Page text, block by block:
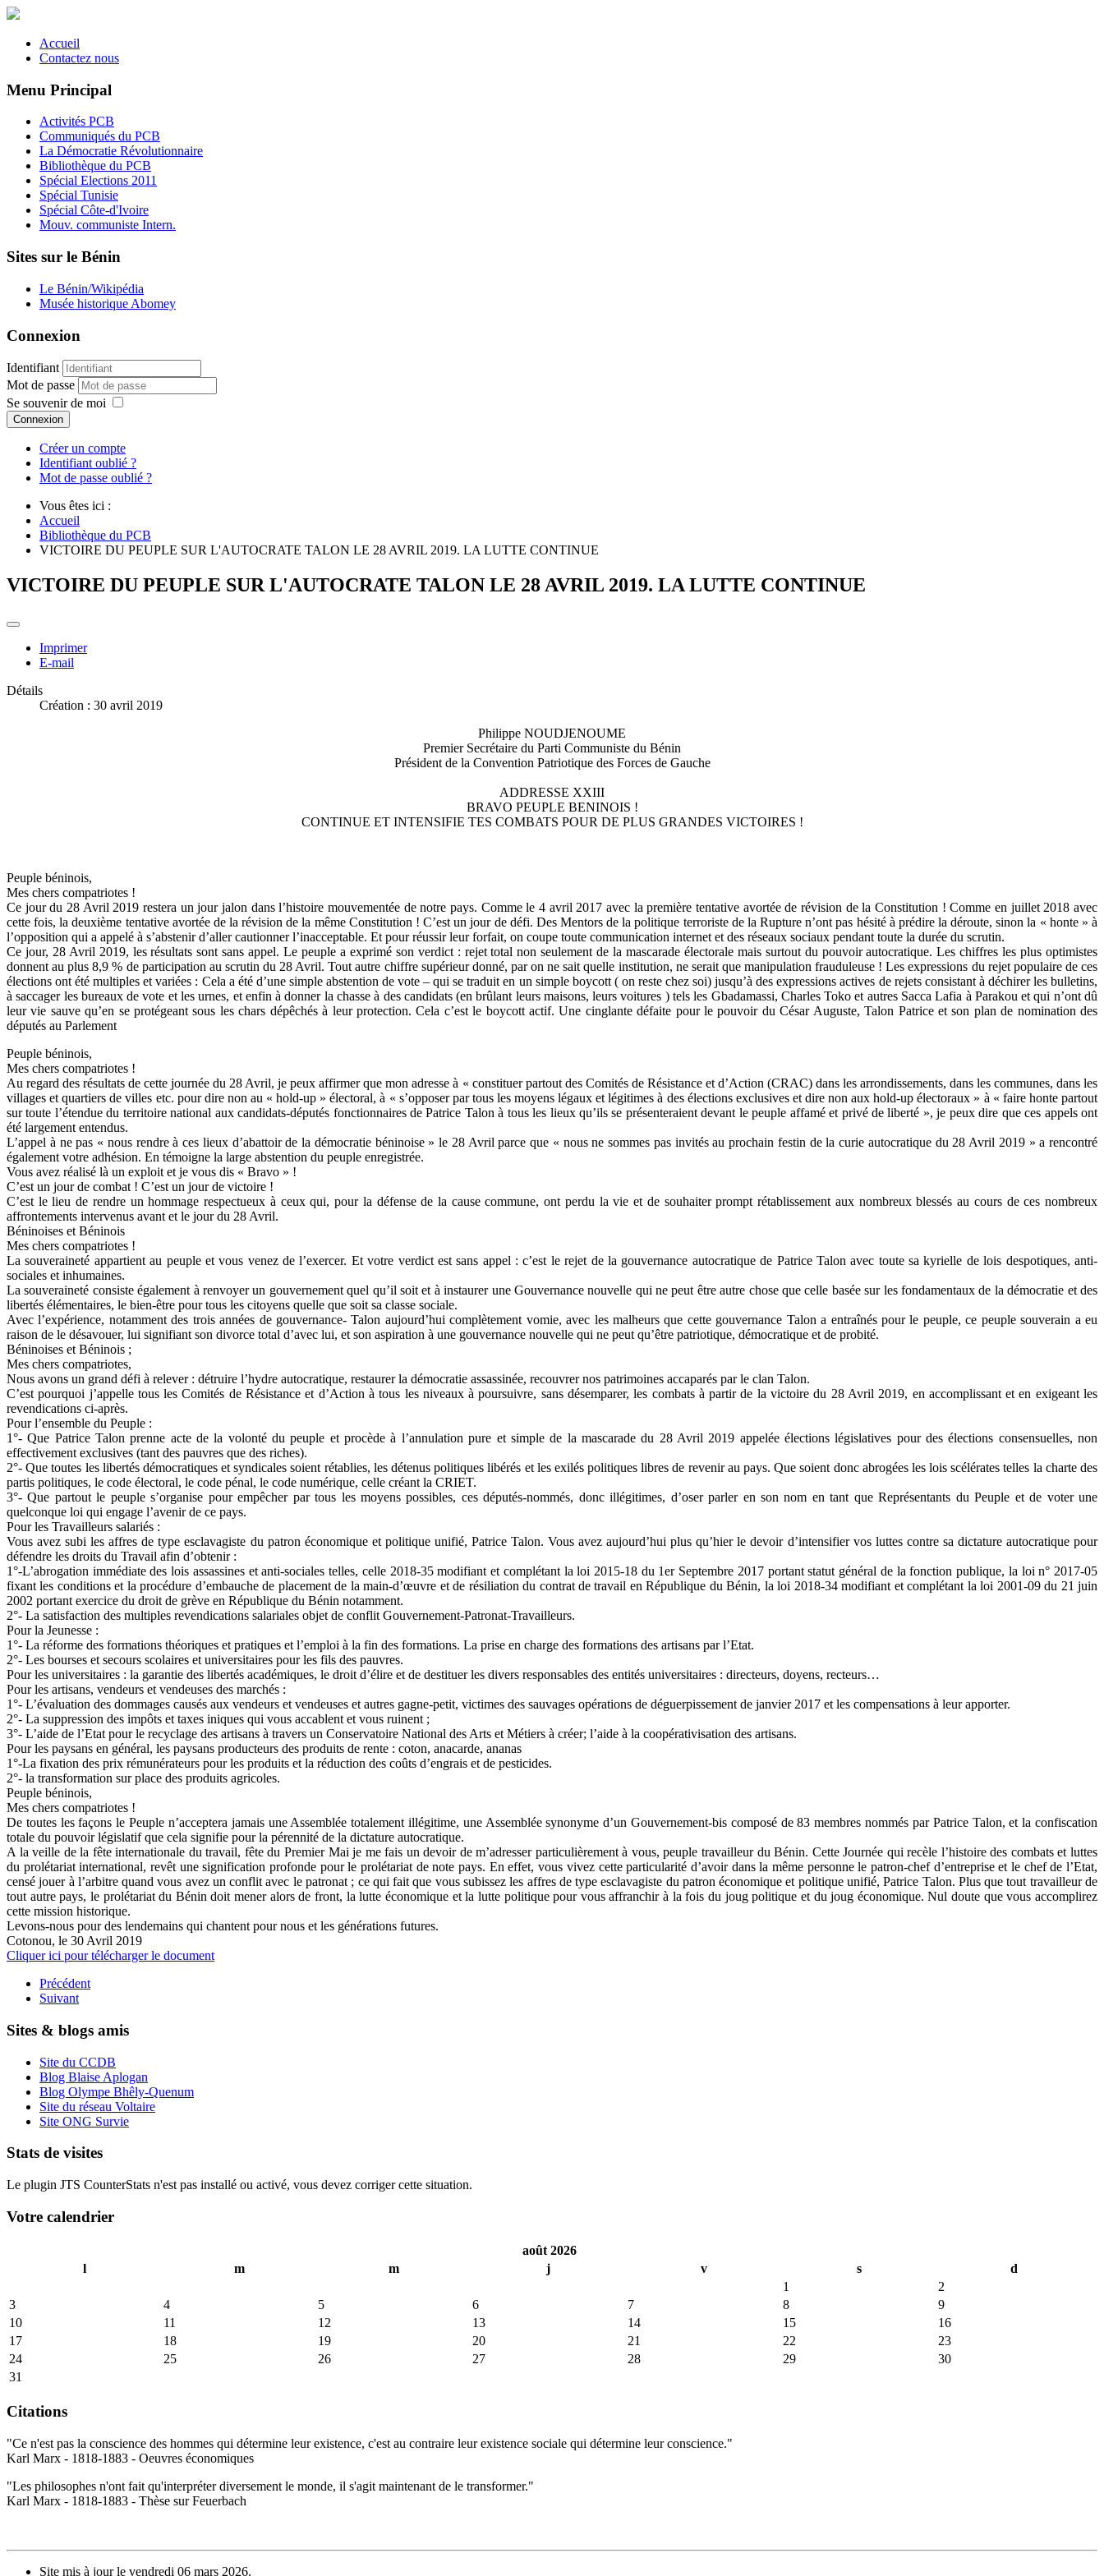
Accueil
Contactez nous
Menu Principal
Activités PCB
Communiqués du PCB
La Démocratie Révolutionnaire
Bibliothèque du PCB
Spécial Elections 2011
Spécial Tunisie
Spécial Côte-d'Ivoire
Mouv. communiste Intern.
Sites sur le Bénin
Le Bénin/Wikipédia
Musée historique Abomey
Connexion
Identifiant
Mot de passe
Se souvenir de moi
Connexion
Créer un compte
Identifiant oublié ?
Mot de passe oublié ?
Vous êtes ici :
Accueil
Bibliothèque du PCB
VICTOIRE DU PEUPLE SUR L'AUTOCRATE TALON LE 28 AVRIL 2019. LA LUTTE CONTINUE
VICTOIRE DU PEUPLE SUR L'AUTOCRATE TALON LE 28 AVRIL 2019. LA LUTTE CONTINUE
Imprimer
E-mail
Détails
Création : 30 avril 2019
Philippe NOUDJENOUME
Premier Secrétaire du Parti Communiste du Bénin
Président de la Convention Patriotique des Forces de Gauche
ADDRESSE XXIII
BRAVO PEUPLE BENINOIS !
CONTINUE ET INTENSIFIE TES COMBATS POUR DE PLUS GRANDES VICTOIRES !
Peuple béninois,
Mes chers compatriotes !
Ce jour du 28 Avril 2019 restera un jour jalon dans l’histoire mouvementée de notre pays. Comme le 4 avril 2017 avec la première tentative avortée de révision de la Constitution ! Comme en juillet 2018 avec
cette fois, la deuxième tentative avortée de la révision de la même Constitution ! C’est un jour de défi. Des Mentors de la politique terroriste de la Rupture n’ont pas hésité à prédire la déroute, sinon la « honte » à
l’opposition qui a appelé à s’abstenir d’aller cautionner l’inacceptable. Et pour réussir leur forfait, on coupe toute communication internet et des réseaux sociaux pendant toute la durée du scrutin.
Ce jour, 28 Avril 2019, les résultats sont sans appel. Le peuple a exprimé son verdict : rejet total non seulement de la mascarade électorale mais surtout du pouvoir autocratique. Les chiffres les plus optimistes
donnent au plus 8,9 % de participation au scrutin du 28 Avril. Tout autre chiffre supérieur donné, par on ne sait quelle institution, ne serait que manipulation frauduleuse ! Les expressions du rejet populaire de ces
élections ont été multiples et variées : Cela a été d’une simple abstention de vote – qui se traduit en un simple boycott ( on reste chez soi) jusqu’à des expressions actives de rejets consistant à déchirer les bulletins,
à saccager les bureaux de vote et les urnes, et enfin à donner la chasse à des candidats (en brûlant leurs maisons, leurs voitures ) tels les Gbadamassi, Charles Toko et autres Sacca Lafia à Parakou et qui n’ont dû
leur vie sauve qu’en se protégeant sous les chars dépêchés à leur protection. Cela c’est le boycott actif. Une cinglante défaite pour le pouvoir du César Auguste, Talon Patrice et son plan de nomination des
députés au Parlement
Peuple béninois,
Mes chers compatriotes !
Au regard des résultats de cette journée du 28 Avril, je peux affirmer que mon adresse à « constituer partout des Comités de Résistance et d’Action (CRAC) dans les arrondissements, dans les communes, dans les
villages et quartiers de villes etc. pour dire non au « hold-up » électoral, à « s’opposer par tous les moyens légaux et légitimes à des élections exclusives et dire non aux hold-up électoraux » à « faire honte partout
sur toute l’étendue du territoire national aux candidats-députés fonctionnaires de Patrice Talon à tous les lieux qu’ils se présenteraient devant le peuple affamé et privé de liberté », je peux dire que ces appels ont
été largement entendus.
L’appel à ne pas « nous rendre à ces lieux d’abattoir de la démocratie béninoise » le 28 Avril parce que « nous ne sommes pas invités au prochain festin de la curie autocratique du 28 Avril 2019 » a rencontré
également votre adhésion. En témoigne la large abstention du peuple enregistrée.
Vous avez réalisé là un exploit et je vous dis « Bravo » !
C’est un jour de combat ! C’est un jour de victoire !
C’est le lieu de rendre un hommage respectueux à ceux qui, pour la défense de la cause commune, ont perdu la vie et de souhaiter prompt rétablissement aux nombreux blessés au cours de ces nombreux
affrontements intervenus avant et le jour du 28 Avril.
Béninoises et Béninois
Mes chers compatriotes !
La souveraineté appartient au peuple et vous venez de l’exercer. Et votre verdict est sans appel : c’est le rejet de la gouvernance autocratique de Patrice Talon avec toute sa kyrielle de lois despotiques, anti-
sociales et inhumaines.
La souveraineté consiste également à renvoyer un gouvernement quel qu’il soit et à instaurer une Gouvernance nouvelle qui ne peut être autre chose que celle basée sur les fondamentaux de la démocratie et des
libertés élémentaires, le bien-être pour tous les citoyens quelle que soit sa classe sociale.
Avec l’expérience, notamment des trois années de gouvernance- Talon aujourd’hui complètement vomie, avec les malheurs que cette gouvernance Talon a entraînés pour le peuple, ce peuple souverain a eu
raison de le désavouer, lui signifiant son divorce total d’avec lui, et son aspiration à une gouvernance nouvelle qui ne peut qu’être patriotique, démocratique et de probité.
Béninoises et Béninois ;
Mes chers compatriotes,
Nous avons un grand défi à relever : détruire l’hydre autocratique, restaurer la démocratie assassinée, recouvrer nos patrimoines accaparés par le clan Talon.
C’est pourquoi j’appelle tous les Comités de Résistance et d’Action à tous les niveaux à poursuivre, sans désemparer, les combats à partir de la victoire du 28 Avril 2019, en accomplissant et en exigeant les
revendications ci-après.
Pour l’ensemble du Peuple :
1°- Que Patrice Talon prenne acte de la volonté du peuple et procède à l’annulation pure et simple de la mascarade du 28 Avril 2019 appelée élections législatives pour des élections consensuelles, non
effectivement exclusives (tant des pauvres que des riches).
2°- Que toutes les libertés démocratiques et syndicales soient rétablies, les détenus politiques libérés et les exilés politiques libres de revenir au pays. Que soient donc abrogées les lois scélérates telles la charte des
partis politiques, le code électoral, le code pénal, le code numérique, celle créant la CRIET.
3°- Que partout le peuple s’organise pour empêcher par tous les moyens possibles, ces députés-nommés, donc illégitimes, d’oser parler en son nom en tant que Représentants du Peuple et de voter une
quelconque loi qui engage l’avenir de ce pays.
Pour les Travailleurs salariés :
Vous avez subi les affres de type esclavagiste du patron économique et politique unifié, Patrice Talon. Vous avez aujourd’hui plus qu’hier le devoir d’intensifier vos luttes contre sa dictature autocratique pour
défendre les droits du Travail afin d’obtenir :
1°-L’abrogation immédiate des lois assassines et anti-sociales telles, celle 2018-35 modifiant et complétant la loi 2015-18 du 1er Septembre 2017 portant statut général de la fonction publique, la loi n° 2017-05
fixant les conditions et la procédure d’embauche de placement de la main-d’œuvre et de résiliation du contrat de travail en République du Bénin, la loi 2018-34 modifiant et complétant la loi 2001-09 du 21 juin
2002 portant exercice du droit de grève en République du Bénin notamment.
2°- La satisfaction des multiples revendications salariales objet de conflit Gouvernement-Patronat-Travailleurs.
Pour la Jeunesse :
1°- La réforme des formations théoriques et pratiques et l’emploi à la fin des formations. La prise en charge des formations des artisans par l’Etat.
2°- Les bourses et secours scolaires et universitaires pour les fils des pauvres.
Pour les universitaires : la garantie des libertés académiques, le droit d’élire et de destituer les divers responsables des entités universitaires : directeurs, doyens, recteurs…
Pour les artisans, vendeurs et vendeuses des marchés :
1°- L’évaluation des dommages causés aux vendeurs et vendeuses et autres gagne-petit, victimes des sauvages opérations de déguerpissement de janvier 2017 et les compensations à leur apporter.
2°- La suppression des impôts et taxes iniques qui vous accablent et vous ruinent ;
3°- L’aide de l’Etat pour le recyclage des artisans à travers un Conservatoire National des Arts et Métiers à créer; l’aide à la coopérativisation des artisans.
Pour les paysans en général, les paysans producteurs des produits de rente : coton, anacarde, ananas
1°-La fixation des prix rémunérateurs pour les produits et la réduction des coûts d’engrais et de pesticides.
2°- la transformation sur place des produits agricoles.
Peuple béninois,
Mes chers compatriotes !
De toutes les façons le Peuple n’acceptera jamais une Assemblée totalement illégitime, une Assemblée synonyme d’un Gouvernement-bis composé de 83 membres nommés par Patrice Talon, et la confiscation
totale du pouvoir législatif que cela signifie pour la pérennité de la dictature autocratique.
A la veille de la fête internationale du travail, fête du Premier Mai je me fais un devoir de m’adresser particulièrement à vous, peuple travailleur du Bénin. Cette Journée qui recèle l’histoire des combats et luttes
du prolétariat international, revêt une signification profonde pour le prolétariat de note pays. En effet, vous vivez cette particularité d’avoir dans la même personne le patron-chef d’entreprise et le chef de l’Etat,
censé jouer à l’arbitre quand vous avez un conflit avec le patronat ; ce qui fait que vous subissez les affres de type esclavagiste du patron économique et politique unifié, Patrice Talon. Plus que tout travailleur de
tout autre pays, le prolétariat du Bénin doit mener alors de front, la lutte économique et la lutte politique pour vous affranchir à la fois du joug politique et du joug économique. Nul doute que vous accomplirez
cette mission historique.
Levons-nous pour des lendemains qui chantent pour nous et les générations futures.
Cotonou, le 30 Avril 2019
Cliquer ici pour télécharger le document
Précédent
Suivant
Sites & blogs amis
Site du CCDB
Blog Blaise Aplogan
Blog Olympe Bhêly-Quenum
Site du réseau Voltaire
Site ONG Survie
Stats de visites
Le plugin JTS CounterStats n'est pas installé ou activé, vous devez corriger cette situation.
Votre calendrier
août 2026
l
m m j v s
d
1
2
3
4 5 6 7 8
9
10
11 12 13 14 15
16
17
18 19 20 21 22
23
24
25 26 27 28 29
30
31
Citations
"Ce n'est pas la conscience des hommes qui détermine leur existence, c'est au contraire leur existence sociale qui détermine leur conscience."
Karl Marx - 1818-1883 - Oeuvres économiques
"Les philosophes n'ont fait qu'interpréter diversement le monde, il s'agit maintenant de le transformer."
Karl Marx - 1818-1883 - Thèse sur Feuerbach
Site mis à jour le vendredi 06 mars 2026.